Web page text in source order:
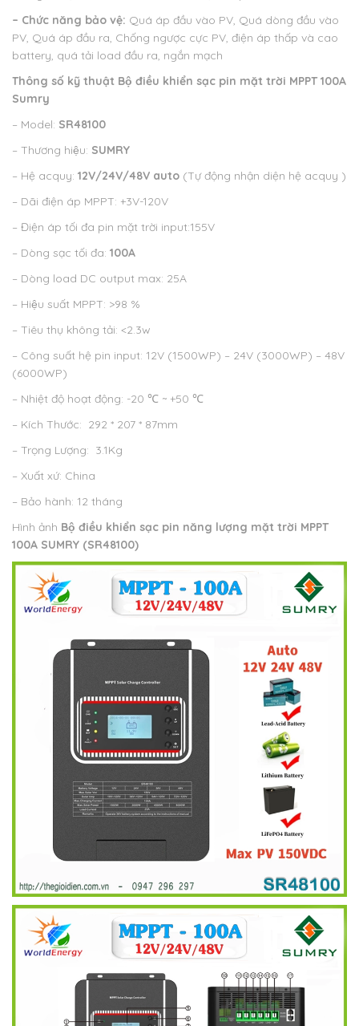
– Chức năng bảo vệ: Quá áp đầu vào PV, Quá dòng đầu vào
PV, Quá áp đầu ra, Chống ngược cực PV, điện áp thấp và cao
battery, quá tải load đầu ra, ngắn mạch
Thông số kỹ thuật Bộ điều khiển sạc pin mặt trời MPPT 100A
Sumry
– Model: SR48100
– Thương hiệu: SUMRY
– Hệ acquy: 12V/24V/48V auto (Tự động nhận diện hệ acquy )
– Dãi điện áp MPPT: +3V-120V
– Điện áp tối đa pin mặt trời input:155V
– Dòng sạc tối đa: 100A
– Dòng load DC output max: 25A
– Hiệu suất MPPT: >98 %
– Tiêu thụ không tải: <2.3w
– Công suất hệ pin input: 12V (1500WP) – 24V (3000WP) – 48V
(6000WP)
– Nhiệt độ hoạt động: -20 ℃ ~ +50 ℃
– Kích Thước: 292 * 207 * 87mm
– Trọng Lượng: 3.1Kg
– Xuất xứ: China
– Bảo hành: 12 tháng
Hình ảnh Bộ điều khiển sạc pin năng lượng mặt trời MPPT
100A SUMRY (SR48100)